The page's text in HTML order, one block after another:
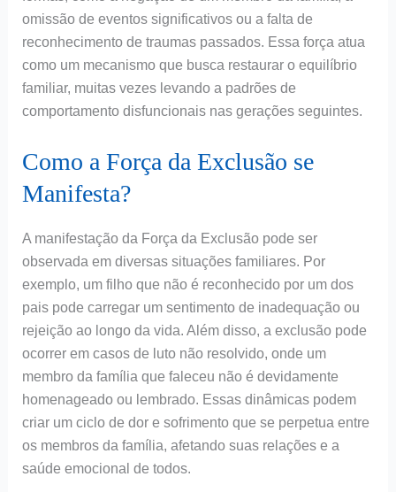
omissão de eventos significativos ou a falta de
reconhecimento de traumas passados. Essa força atua
como um mecanismo que busca restaurar o equilíbrio
familiar, muitas vezes levando a padrões de
comportamento disfuncionais nas gerações seguintes.
Como a Força da Exclusão se
Manifesta?
A manifestação da Força da Exclusão pode ser
observada em diversas situações familiares. Por
exemplo, um filho que não é reconhecido por um dos
pais pode carregar um sentimento de inadequação ou
rejeição ao longo da vida. Além disso, a exclusão pode
ocorrer em casos de luto não resolvido, onde um
membro da família que faleceu não é devidamente
homenageado ou lembrado. Essas dinâmicas podem
criar um ciclo de dor e sofrimento que se perpetua entre
os membros da família, afetando suas relações e a
saúde emocional de todos.